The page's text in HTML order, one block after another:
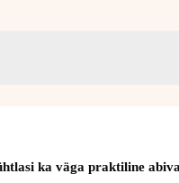
ka väga praktiline